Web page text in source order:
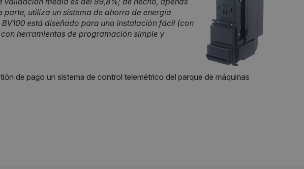
utiliza un sistema de ahorro de energía
está diseñado para una instalación fácil (con
herramientas de programación simple y
de pago un sistema de control telemétrico del parque de máquinas